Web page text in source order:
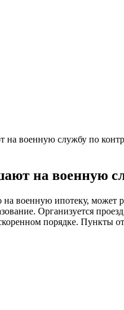
на военную службу по
на военную
военную ипотеку,
Организуется
порядке. Пункты